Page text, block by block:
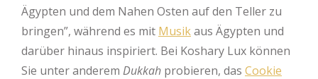
Ägypten und dem Nahen Osten auf den Teller zu
bringen”, während es mit Musikaus Ägypten und
darüber hinaus inspiriert. Bei Koshary Lux können
Sie unter anderem Dukkah probieren, das Cookie